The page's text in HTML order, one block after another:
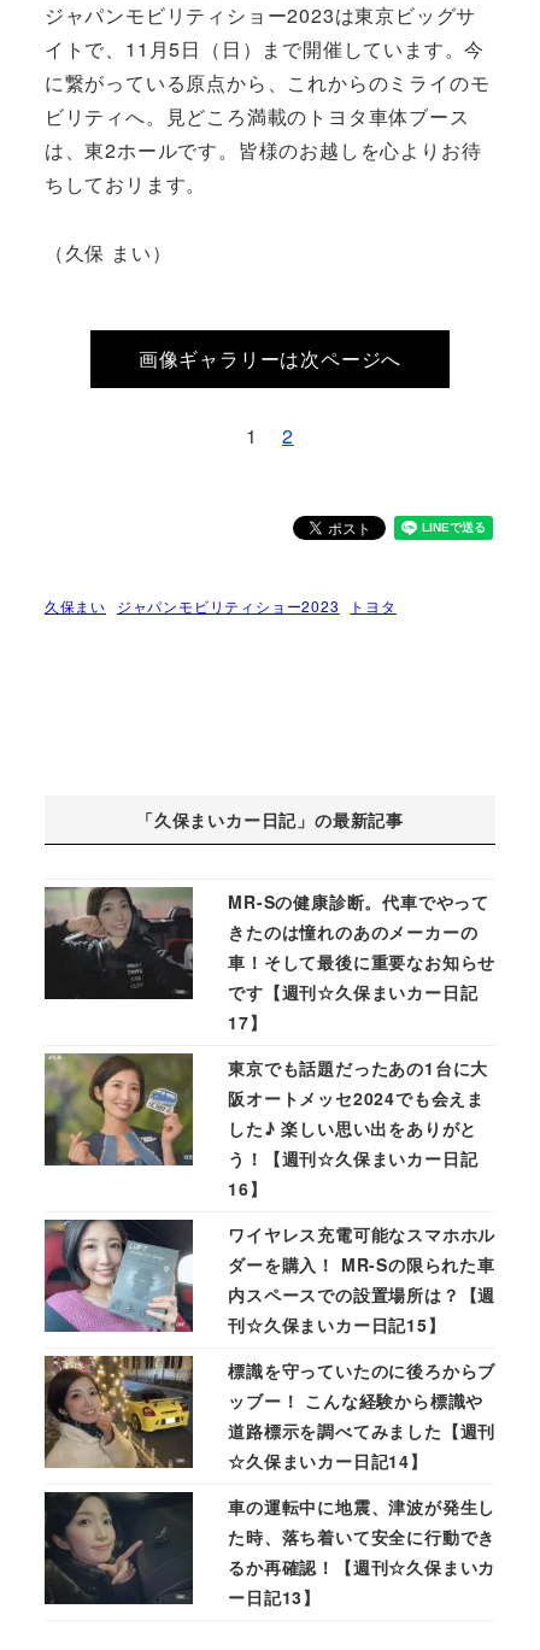
ジャパンモビリティショー2023は東京ビッグサ
イトで、11月5日（日）まで開催しています。今
に繋がっている原点から、これからのミライのモ
ビリティへ。見どころ満載のトヨタ車体ブース
は、東2ホールです。皆様のお越しを心よりお待
ちしておリます。
（久保 まい）
画像ギャラリーは次ページへ
1 2
久保まい ジャパンモビリティショー2023 トヨタ
「久保まいカー日記」の最新記事
MR-Sの健康診断。代車でやって
きたのは憧れのあのメーカーの
車！そして最後に重要なお知らせ
です【週刊☆久保まいカー日記
17】
東京でも話題だったあの1台に大
阪オートメッセ2024でも会えま
した♪ 楽しい思い出をありがと
う！【週刊☆久保まいカー日記
16】
ワイヤレス充電可能なスマホホル
ダーを購入！ MR-Sの限られた車
内スペースでの設置場所は？【週
刊☆久保まいカー日記15】
標識を守っていたのに後ろからブ
ッブー！ こんな経験から標識や
道路標示を調べてみました【週刊
☆久保まいカー日記14】
車の運転中に地震、津波が発生し
た時、落ち着いて安全に行動でき
るか再確認！【週刊☆久保まいカ
ー日記13】